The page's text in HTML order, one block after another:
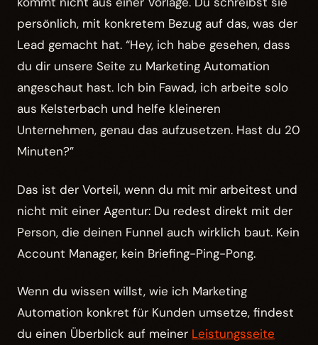
persönlich, mit konkretem Bezug auf das, was der
Lead gemacht hat. “Hey, ich habe gesehen, dass
du dir unsere Seite zu Marketing Automation
angeschaut hast. Ich bin Fawad, ich arbeite solo
aus Kelsterbach und helfe kleineren
Unternehmen, genau das aufzusetzen. Hast du 20
Minuten?”
Das ist der Vorteil, wenn du mit mir arbeitest und
nicht mit einer Agentur: Du redest direkt mit der
Person, die deinen Funnel auch wirklich baut. Kein
Account Manager, kein Briefing-Ping-Pong.
Wenn du wissen willst, wie ich Marketing
Automation konkret für Kunden umsetze, findest
du einen Überblick auf meiner Leistungsseite